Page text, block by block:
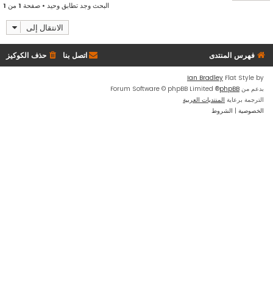
البحث وجد تطابق وحيد • صفحة 1 من 1
الانتقال إلى
فهرس المنتدى حذف الكوكيز اتصل بنا
Flat Style by
Ian Bradley
بدعم من phpBB
® Forum Software © phpBB Limited
الترجمة برعاية المنتديات العربية
الخصوصية | الشروط